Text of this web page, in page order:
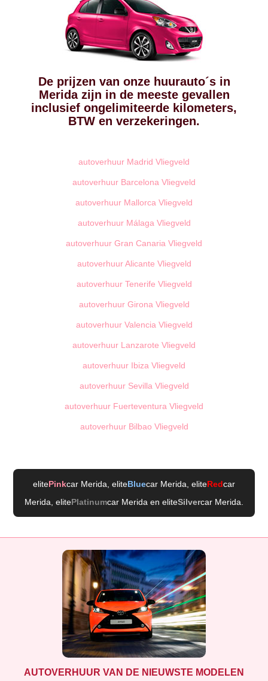
De prijzen van onze huurauto´s in
Merida zijn in de meeste gevallen
inclusief ongelimiteerde kilometers,
BTW en verzekeringen.
autoverhuur Madrid Vliegveld
autoverhuur Barcelona Vliegveld
autoverhuur Mallorca Vliegveld
autoverhuur Málaga Vliegveld
autoverhuur Gran Canaria Vliegveld
autoverhuur Alicante Vliegveld
autoverhuur Tenerife Vliegveld
autoverhuur Girona Vliegveld
autoverhuur Valencia Vliegveld
autoverhuur Lanzarote Vliegveld
autoverhuur Ibiza Vliegveld
autoverhuur Sevilla Vliegveld
autoverhuur Fuerteventura Vliegveld
autoverhuur Bilbao Vliegveld
elitePinkcar Merida , eliteBluecar Merida , eliteRedcar
Merida , elitePlatinumcar Merida en eliteSilvercar Merida
AUTOVERHUUR VAN DE NIEUWSTE MODELEN